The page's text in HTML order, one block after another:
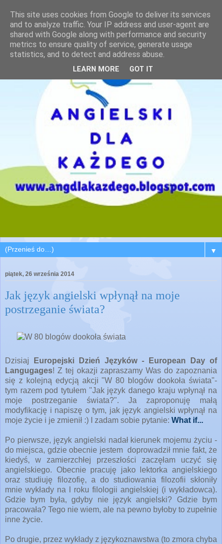
▼
piątek, 26 września 2014
Jak język angielski wpłynął na moje
postrzeganie świata?
Dzisiaj Europejski Dzień Języków -
European Day of
Langugages! Z tej okazji zapraszamy Was do zapoznania
się z kolejną edycją akcji "W 80 blogów dookoła świata"-
tym razem pod tytułem "Jak język danego kraju wpłynął na
moje postrzeganie świata?". Ja zaproponuję małą
modyfikację i napiszę o tym, jak język angielski wpłynął na
moje życie i je zmienił :) I zadam sobie pytanie: What if...
Po pierwsze, język angielski nadał kierunek mojemu życiu -
do miejsca, gdzie obecnie jestem doprowadził mnie fakt, że
kiedyś, w zamierzchłej przeszłości zaczęłam uczyć się
angielskiego. Obecnie pracuję jako lektorka angielskiego
oraz studiuję filozofię, a do studiowania filozofii skłoniły
mnie wykłady na I roku filologii angielskiej (i wykładowca).
Gdzie bym była, gdyby nie język angielski? Gdzie bym
pracowała? Tego nie wiem, ale na pewno byłoby to zupełnie
inne życie.
Po drugie, przez wykłady z językoznawstwa (to zmora chyba
This site uses cookies from Google to deliver its services
and to analyze traffic. Your IP address and user-agent are
shared with Google along with performance and security
metrics to ensure quality of service, generate usage
statistics, and to detect and address abuse.
LEARN MORE GOT IT